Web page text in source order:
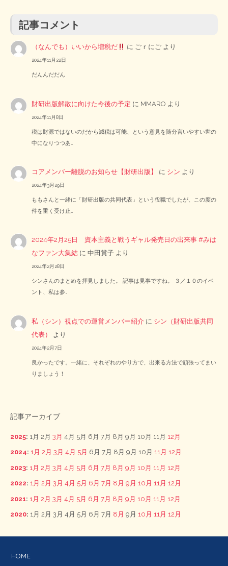
記事コメント
（なんでも）いいから増税だ に ごｒにご より
2024年11月22日
だんんだだん
財研出版解散に向けた今後の予定 に MMARO より
2024年11月8日
税は財源ではないのだから減税は可能、という意見を随分言いやすい世の
中になりつつあ…
コアメンバー離脱のお知らせ【財研出版】 に シン より
2024年3月29日
ももさんと一緒に「財研出版の共同代表」という役職でしたが、この度の
件を重く受け止…
2024年2月25日 資本主義と戦うギャル発売日の出来事 #みは
なファン大集結 に中田賞子 より
2024年2月28日
シンさんのまとめを拝見しました。 記事は見事ですね。 ３／１０のイベ
ント、私は参…
私（シン）視点での運営メンバー紹介 に シン（財研出版共同
代表）
より
2024年2月7日
良かったです。一緒に、それぞれのやり方で、出来る方法で頑張ってまい
りましょう！
記事アーカイブ
2025: 1月 2月 3月 4月 5月 6月 7月 8月 9月 10月 11月 12月
2024: 1月 2月 3月 4月 5月 6月 7月 8月 9月 10月 11月 12月
2023: 1月 2月 3月 4月 5月 6月 7月 8月 9月 10月 11月 12月
2022: 1月 2月 3月 4月 5月 6月 7月 8月 9月 10月 11月 12月
2021: 1月 2月 3月 4月 5月 6月 7月 8月 9月 10月 11月 12月
2020: 1月 2月 3月 4月 5月 6月 7月 8月 9月 10月 11月 12月
HOME